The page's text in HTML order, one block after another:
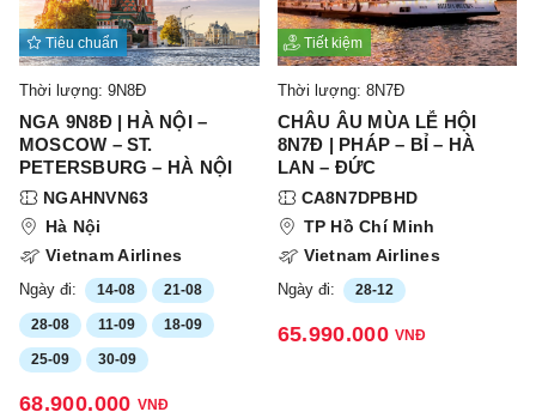
Tiêu chuẩn
Thời lượng: 9N8Đ
NGA 9N8Đ | HÀ NỘI –
MOSCOW – ST.
PETERSBURG – HÀ NỘI
NGAHNVN63
Hà Nội
Vietnam Airlines
Ngày đi: 14-08 21-08
28-08 11-09 18-09
25-09 30-09
68.900.000 VNĐ
Tiết kiệm
Thời lượng: 8N7Đ
CHÂU ÂU MÙA LỄ HỘI
8N7Đ | PHÁP – BỈ – HÀ
LAN – ĐỨC
CA8N7DPBHD
TP Hồ Chí Minh
Vietnam Airlines
Ngày đi: 28-12
65.990.000 VNĐ